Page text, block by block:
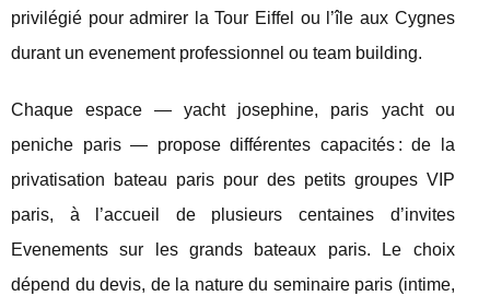
privilégié pour admirer la Tour Eiffel ou l’île aux Cygnes
durant un evenement professionnel ou team building.
Chaque espace — yacht josephine, paris yacht ou
peniche paris — propose différentes capacités : de la
privatisation bateau paris pour des petits groupes VIP
paris, à l’accueil de plusieurs centaines d’invites
Evenements sur les grands bateaux paris. Le choix
dépend du devis, de la nature du seminaire paris (intime,